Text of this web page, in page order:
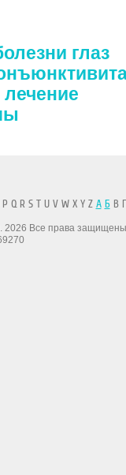
глаз
Q R S T U V W X Y Z А БВ
2026 Все права